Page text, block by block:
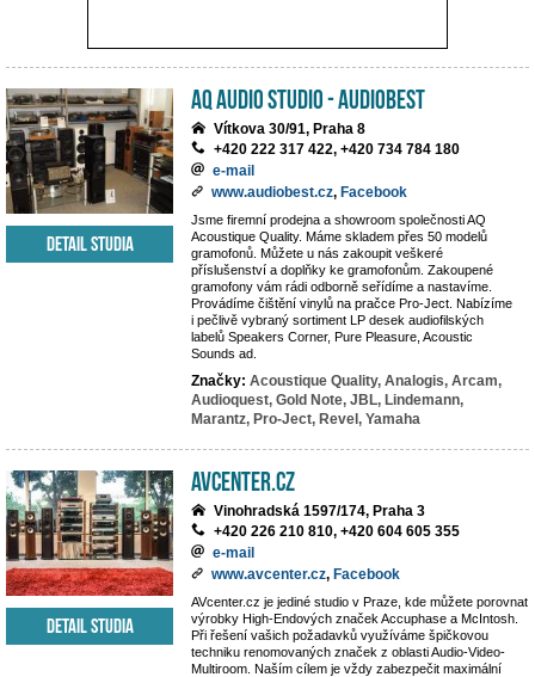
AQ Audio Studio - Audiobest
Vítkova 30/91, Praha 8
+420 222 317 422, +420 734 784 180
e-mail
www.audiobest.cz, Facebook
Jsme firemní prodejna a showroom společnosti AQ
Acoustique Quality. Máme skladem přes 50 modelů
gramofonů. Můžete u nás zakoupit veškeré
příslušenství a doplňky ke gramofonům. Zakoupené
gramofony vám rádi odborně seřídíme a nastavíme.
Provádíme čištění vinylů na pračce Pro-Ject. Nabízíme
i pečlivě vybraný sortiment LP desek audiofilských
labelů Speakers Corner, Pure Pleasure, Acoustic
Sounds ad.
Značky: Acoustique Quality, Analogis, Arcam,
Audioquest, Gold Note, JBL, Lindemann,
Marantz, Pro-Ject, Revel, Yamaha
Detail studia
AVcenter.cz
Vinohradská 1597/174, Praha 3
+420 226 210 810, +420 604 605 355
e-mail
www.avcenter.cz, Facebook
AVcenter.cz je jediné studio v Praze, kde můžete porovnat
výrobky High-Endových značek Accuphase a McIntosh.
Při řešení vašich požadavků využíváme špičkovou
techniku renomovaných značek z oblasti Audio-Video-
Multiroom. Naším cílem je vždy zabezpečit maximální
Detail studia